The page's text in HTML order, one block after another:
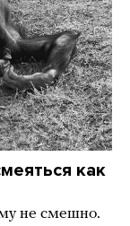
как
не смешно.